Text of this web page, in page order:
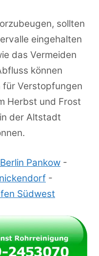
sollten
eingehalten
das Vermeiden
können
für Verstopfungen
Herbst und Frost
der Altstadt
Pankow -
-
Südwest